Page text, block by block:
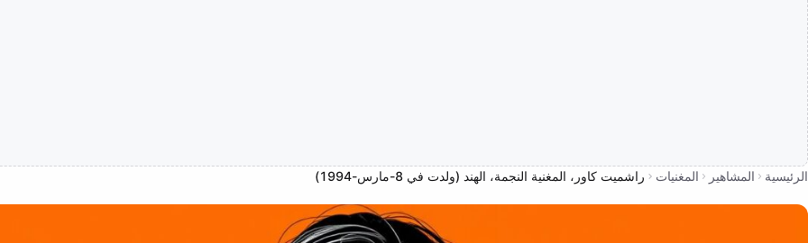
الرئيسية المشاهير المغنيات راشميت كاور، المغنية النجمة، الهند (ولدت في 8-مارس-1994)